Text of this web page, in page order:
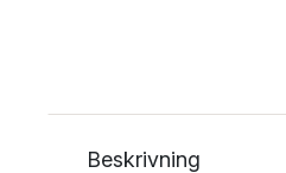
Beskrivning